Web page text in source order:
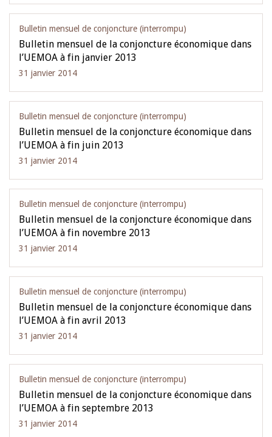
Bulletin mensuel de conjoncture (interrompu)
Bulletin mensuel de la conjoncture économique dans
l’UEMOA à fin janvier 2013
31 janvier 2014
Bulletin mensuel de conjoncture (interrompu)
Bulletin mensuel de la conjoncture économique dans
l’UEMOA à fin juin 2013
31 janvier 2014
Bulletin mensuel de conjoncture (interrompu)
Bulletin mensuel de la conjoncture économique dans
l’UEMOA à fin novembre 2013
31 janvier 2014
Bulletin mensuel de conjoncture (interrompu)
Bulletin mensuel de la conjoncture économique dans
l’UEMOA à fin avril 2013
31 janvier 2014
Bulletin mensuel de conjoncture (interrompu)
Bulletin mensuel de la conjoncture économique dans
l’UEMOA à fin septembre 2013
31 janvier 2014